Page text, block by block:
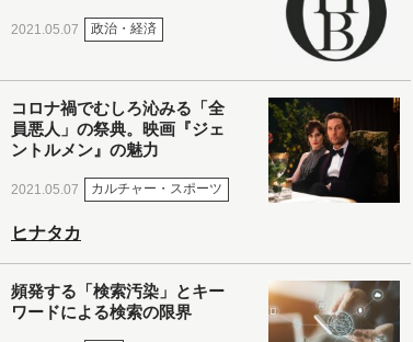
2021.05.07 政治・経済
コロナ禍でむしろ沁みる「全
員悪人」の祭典。映画『ジェ
ントルメン』の魅力
2021.05.07 カルチャー・スポーツ
ヒナタカ
頻発する「検索汚染」とキー
ワードによる検索の限界